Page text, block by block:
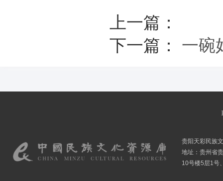
上一篇：
下一篇： 一碗
贵阳天彩民族
地址：贵州省
10号楼5层1号